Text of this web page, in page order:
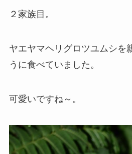
２家族目。
ヤエヤマヘリグロツユムシを
うに食べていました。
可愛いですね～。